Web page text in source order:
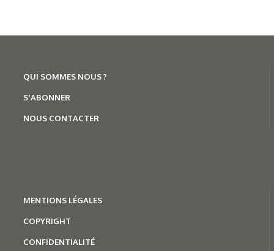
QUI SOMMES NOUS ?
S'ABONNER
NOUS CONTACTER
MENTIONS LÉGALES
COPYRIGHT
CONFIDENTIALITÉ